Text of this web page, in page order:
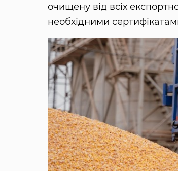
очищену від всіх
необхідними